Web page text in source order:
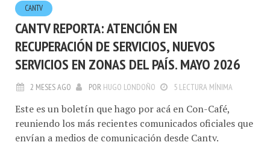
CANTV
CANTV REPORTA: ATENCIÓN EN
RECUPERACIÓN DE SERVICIOS, NUEVOS
SERVICIOS EN ZONAS DEL PAÍS. MAYO 2026
2 MESES AGO POR HUGO LONDOÑO 5 LECTURA MÍNIMA
Este es un boletín que hago por acá en Con-Café,
reuniendo los más recientes comunicados oficiales que
envían a medios de comunicación desde Cantv.